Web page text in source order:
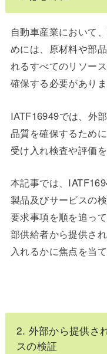
自動車産業において、
めには、原材料や部
れるすべてのリソー
確保する必要がありま
IATF16949では、外
品質を確保するため
受け入れ検査や評価
本記事では、
製品及びサービスの
要求事項を順を追っ
部供給者から提供さ
入れるかに焦点を当て
2. 外部から提供さ
スの検証